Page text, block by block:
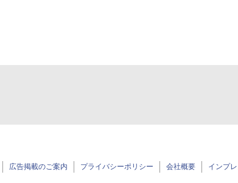
広告掲載のご案内 プライバシーポリシー 会社概要 インプ